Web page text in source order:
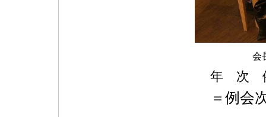
会
年 次
＝例会